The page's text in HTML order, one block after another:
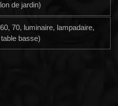
de jardin)
70, luminaire, lampadaire,
basse)